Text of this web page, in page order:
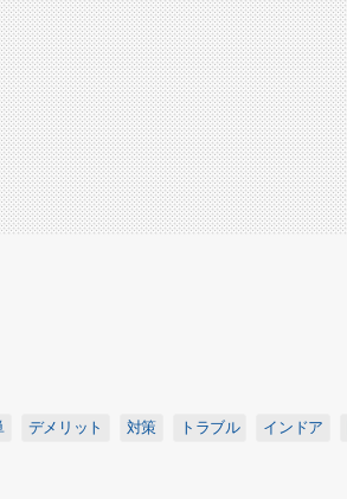
デメリット 対策 トラブル インドア